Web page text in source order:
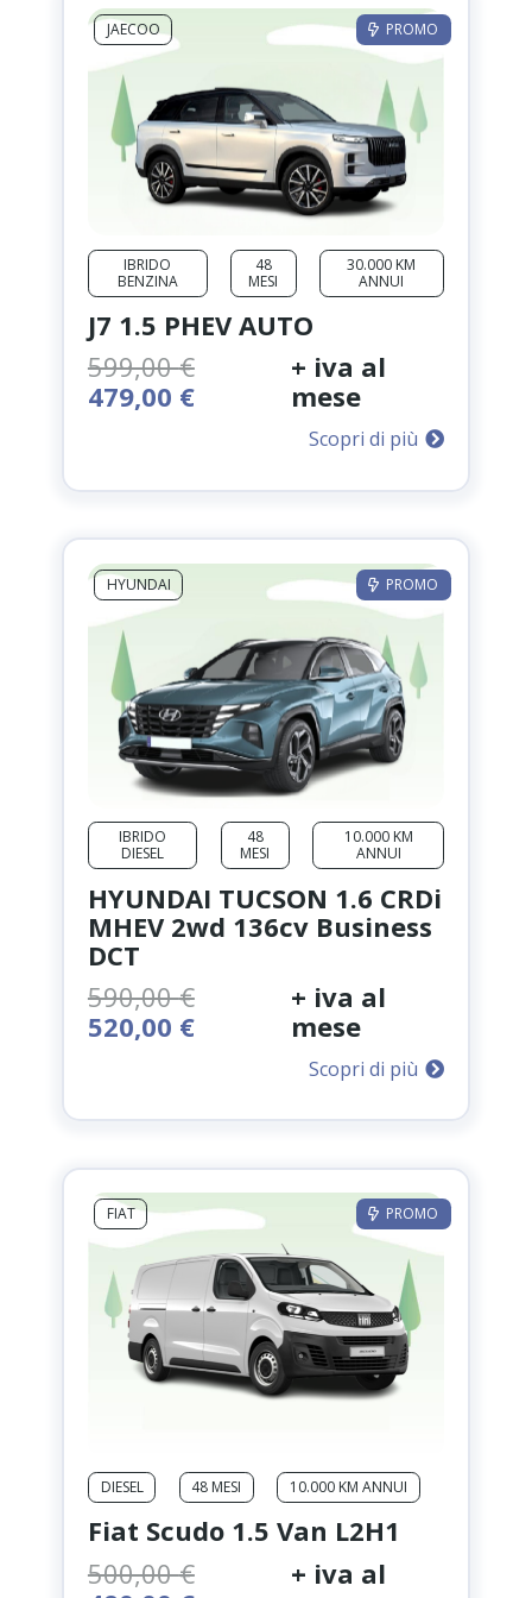
JAECOO PROMO
IBRIDO
BENZINA
48
MESI
30.000 KM
ANNUI
J7 1.5 PHEV AUTO
599,00€
Il
era:
479,00 €Il
è:
+ iva al
mese
Scopri di più
HYUNDAI PROMO
IBRIDO
DIESEL
48
MESI
10.000 KM
ANNUI
HYUNDAI TUCSON 1.6 CRDi
MHEV 2wd 136cv Business
DCT
590,00€
Il
era:
520,00 €Il
è:
+ iva al
mese
Scopri di più
FIAT PROMO
DIESEL 48 MESI 10.000 KM ANNUI
Fiat Scudo 1.5 Van L2H1
500,00€
+ iva al